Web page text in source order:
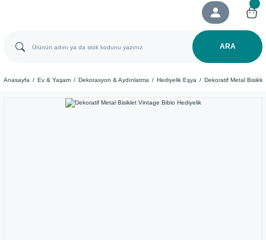
ARA
Anasayfa Ev & Yaşam Dekorasyon & Aydınlatma Hediyelik Eşya Dekoratif Metal